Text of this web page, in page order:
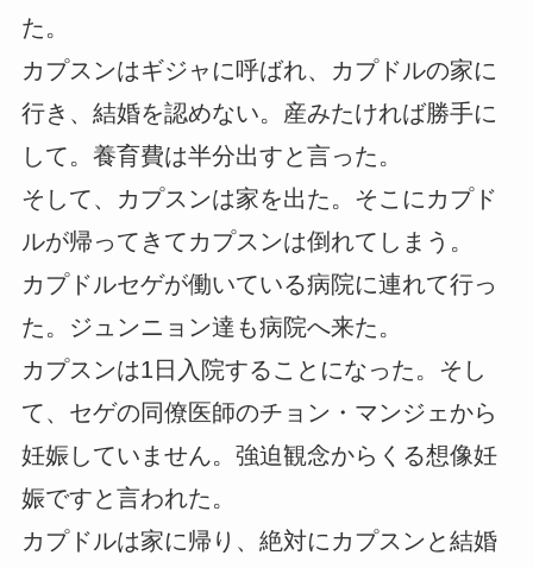
た。
カプスンはギジャに呼ばれ、カプドルの家に
行き、結婚を認めない。産みたければ勝手に
して。養育費は半分出すと言った。
そして、カプスンは家を出た。そこにカプド
ルが帰ってきてカプスンは倒れてしまう。
カプドルセゲが働いている病院に連れて行っ
た。ジュンニョン達も病院へ来た。
カプスンは1日入院することになった。そし
て、セゲの同僚医師のチョン・マンジェから
妊娠していません。強迫観念からくる想像妊
娠ですと言われた。
カプドルは家に帰り、絶対にカプスンと結婚